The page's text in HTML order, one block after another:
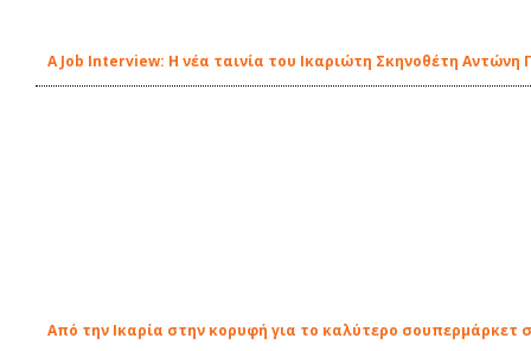
A Job Interview: Η νέα ταινία του Ικαριώτη Σκηνοθέτη
Από την Ικαρία στην κορυφή για το καλύτερο σουπερμάρκετ